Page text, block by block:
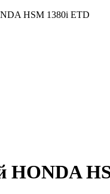
HSM 1380i ETD
HONDA